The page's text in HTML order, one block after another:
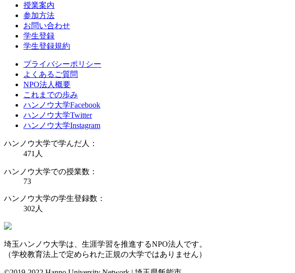
授業案内
参加方法
お問い合わせ
学生登録
学生登録規約
プライバシーポリシー
よくあるご質問
NPO法人概要
これまでの歩み
ハンノウ大学Facebook
ハンノウ大学Twitter
ハンノウ大学Instagram
ハンノウ大学で学んだ人：
471 人
ハンノウ大学での授業数：
73
ハンノウ大学の学生登録数：
302 人
埼玉ハンノウ大学は、生涯学習を推進するNPO法人です。
（学校教育法上で定められた正規の大学ではありません）